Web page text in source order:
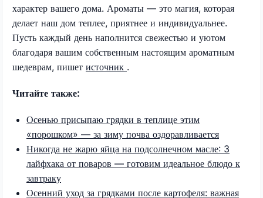
характер вашего дома. Ароматы — это магия, которая
делает наш дом теплее, приятнее и индивидуальнее.
Пусть каждый день наполнится свежестью и уютом
благодаря вашим собственным настоящим ароматным
шедеврам, пишет источник .
Читайте также:
Осенью присыпаю грядки в теплице этим
«порошком» — за зиму почва оздоравливается
Никогда не жарю яйца на подсолнечном масле: 3
лайфхака от поваров — готовим идеальное блюдо к
завтраку
Осенний уход за грядками после картофеля: важная